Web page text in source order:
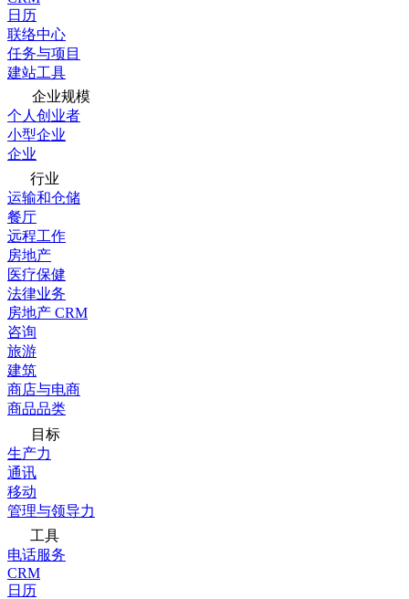
日历
联络中心
任务与项目
建站工具
企业规模
个人创业者
小型企业
企业
行业
运输和仓储
餐厅
远程工作
房地产
医疗保健
法律业务
房地产 CRM
咨询
旅游
建筑
商店与电商
商品品类
目标
生产力
通讯
移动
管理与领导力
工具
电话服务
CRM
日历